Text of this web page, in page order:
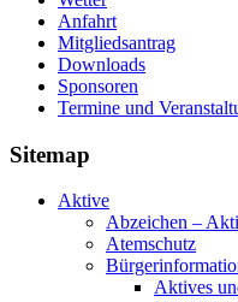
Anfahrt
Mitgliedsantrag
Downloads
Sponsoren
Termine und
Sitemap
Aktive
Abzeichen –
Atemschutz
Aktives